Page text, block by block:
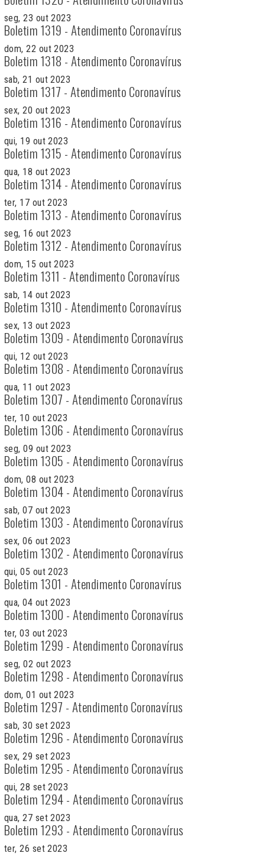
seg, 23 out 2023
Boletim 1319 - Atendimento Coronavírus
dom, 22 out 2023
Boletim 1318 - Atendimento Coronavírus
sab, 21 out 2023
Boletim 1317 - Atendimento Coronavírus
sex, 20 out 2023
Boletim 1316 - Atendimento Coronavírus
qui, 19 out 2023
Boletim 1315 - Atendimento Coronavírus
qua, 18 out 2023
Boletim 1314 - Atendimento Coronavírus
ter, 17 out 2023
Boletim 1313 - Atendimento Coronavírus
seg, 16 out 2023
Boletim 1312 - Atendimento Coronavírus
dom, 15 out 2023
Boletim 1311 - Atendimento Coronavírus
sab, 14 out 2023
Boletim 1310 - Atendimento Coronavírus
sex, 13 out 2023
Boletim 1309 - Atendimento Coronavírus
qui, 12 out 2023
Boletim 1308 - Atendimento Coronavírus
qua, 11 out 2023
Boletim 1307 - Atendimento Coronavírus
ter, 10 out 2023
Boletim 1306 - Atendimento Coronavírus
seg, 09 out 2023
Boletim 1305 - Atendimento Coronavírus
dom, 08 out 2023
Boletim 1304 - Atendimento Coronavírus
sab, 07 out 2023
Boletim 1303 - Atendimento Coronavírus
sex, 06 out 2023
Boletim 1302 - Atendimento Coronavírus
qui, 05 out 2023
Boletim 1301 - Atendimento Coronavírus
qua, 04 out 2023
Boletim 1300 - Atendimento Coronavírus
ter, 03 out 2023
Boletim 1299 - Atendimento Coronavírus
seg, 02 out 2023
Boletim 1298 - Atendimento Coronavírus
dom, 01 out 2023
Boletim 1297 - Atendimento Coronavírus
sab, 30 set 2023
Boletim 1296 - Atendimento Coronavírus
sex, 29 set 2023
Boletim 1295 - Atendimento Coronavírus
qui, 28 set 2023
Boletim 1294 - Atendimento Coronavírus
qua, 27 set 2023
Boletim 1293 - Atendimento Coronavírus
ter, 26 set 2023